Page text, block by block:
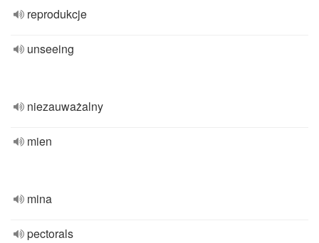
reprodukcje
unseeing
niezauważalny
mien
mina
pectorals